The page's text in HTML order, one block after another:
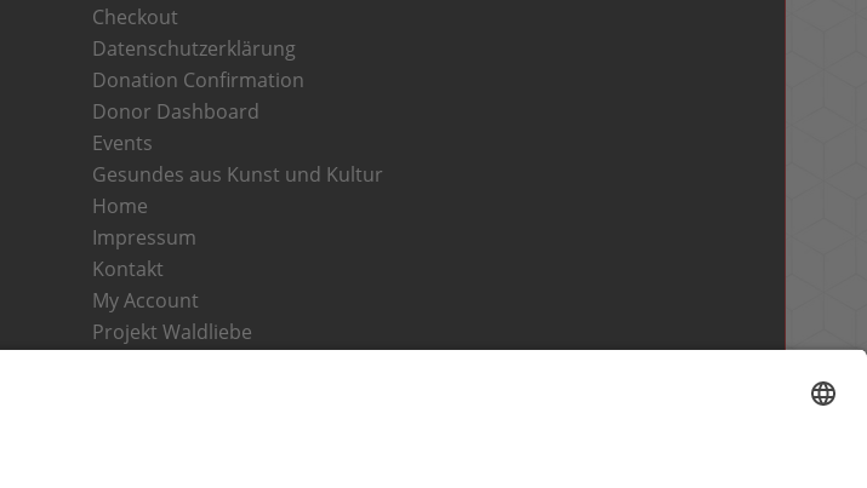
Checkout
Datenschutzerklärung
Donation Confirmation
Donor Dashboard
Events
Gesundes aus Kunst und Kultur
Home
Impressum
Kontakt
My Account
Projekt Waldliebe